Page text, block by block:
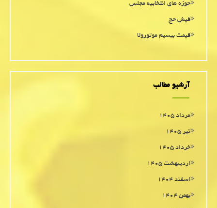
حوزه های انتخابیه مجلس
فیش حج
قیمت بیسیم موتورولا
آرشیو مطالب
مرداد ۱۴۰۵
تیر ۱۴۰۵
خرداد ۱۴۰۵
اردیبهشت ۱۴۰۵
اسفند ۱۴۰۴
بهمن ۱۴۰۴